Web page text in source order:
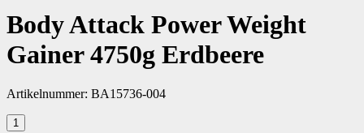
Body Attack Power Weight
Gainer 4750g Erdbeere
Artikelnummer: BA15736-004